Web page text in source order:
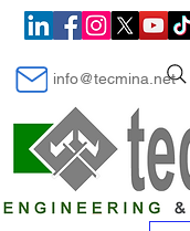
info@tecmina.net